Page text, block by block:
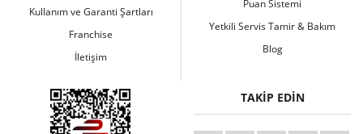
Kullanım ve Garanti Şartları
Franchise
İletişim
Puan Sistemi
Yetkili Servis Tamir & Bakım
Blog
TAKİP EDİN